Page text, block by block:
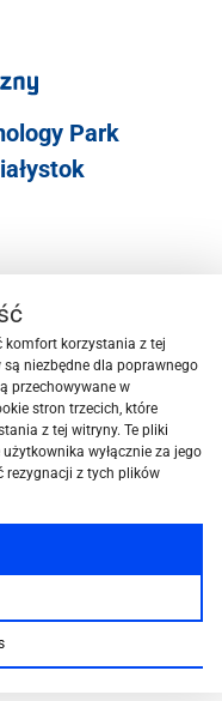
Park
komfort korzystania z tej
niezbędne dla poprawnego
przechowywane w
stron trzecich, które
z tej witryny. Te pliki
wyłącznie za jego
rezygnacji z tych plików